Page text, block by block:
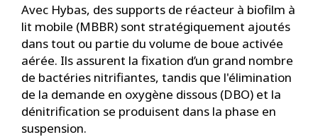
Avec Hybas, des supports de réacteur à biofilm à
lit mobile (MBBR) sont stratégiquement ajoutés
dans tout ou partie du volume de boue activée
aérée. Ils assurent la fixation d’un grand nombre
de bactéries nitrifiantes, tandis que l'élimination
de la demande en oxygène dissous (DBO) et la
dénitrification se produisent dans la phase en
suspension.